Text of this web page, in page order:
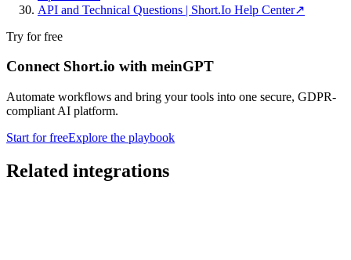
API and Technical Questions | Short.Io Help Center↗
Try for free
Connect Short.io with meinGPT
Automate workflows and bring your tools into one secure, GDPR-
compliant AI platform.
Start for freeExplore the playbook
Related integrations